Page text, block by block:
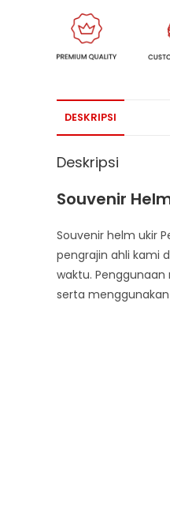
DESKRIPSI
Deskripsi
Souvenir
Souvenir helm ukir
pengrajin ahli kami
waktu.
serta